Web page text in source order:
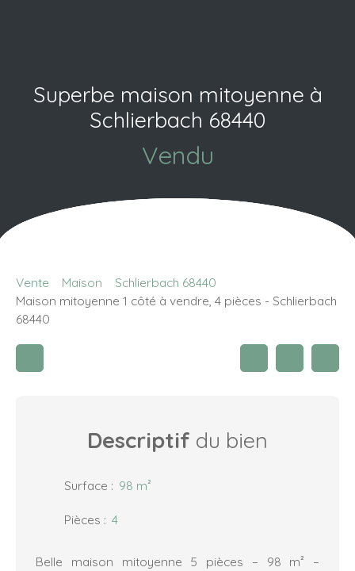
Superbe maison mitoyenne à
Schlierbach 68440
Vendu
Vente Maison
Schlierbach 68440
Maison mitoyenne 1 côté à vendre, 4 pièces - Schlierbach
68440
Descriptif du bien
Surface : 98 m²
Pièces : 4
Belle maison mitoyenne 5 pièces – 98 m² –